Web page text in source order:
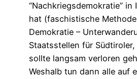
“Nachkriegsdemokratie”
hat (faschistische
Demokratie –
Staatsstellen für
sollte langsam verloren
Weshalb tun dann alle auf